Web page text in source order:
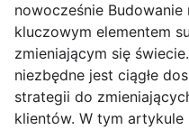
nowocześnie
kluczowym elementem
zmieniającym się
niezbędne jest ciągłe
strategii do
klientów. W tym